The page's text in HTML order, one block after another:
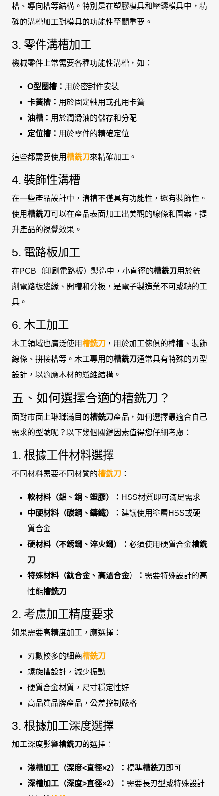
槽、導向槽等結構。特別是在塑膠模具和壓鑄模具中，精
確的溝槽加工對模具的功能性至關重要。
3. 零件溝槽加工
機械零件上常需要各種功能性溝槽，如：
O型圈槽： 用於密封件安裝
卡簧槽： 用於固定軸用或孔用卡簧
油槽： 用於潤滑油的儲存和分配
定位槽： 用於零件的精確定位
這些都需要使用槽銑刀來精確加工。
4. 裝飾性溝槽
在一些產品設計中，溝槽不僅具有功能性，還有裝飾性。
使用槽銑刀可以在產品表面加工出美觀的線條和圖案，提
升產品的視覺效果。
5. 電路板加工
在PCB（印刷電路板）製造中，小直徑的槽銑刀用於銑
削電路板邊緣、開槽和分板，是電子製造業不可或缺的工
具。
6. 木工加工
木工領域也廣泛使用槽銑刀 ，用於加工傢俱的榫槽、裝飾
線條、拼接槽等。木工專用的槽銑刀通常具有特殊的刃型
設計，以適應木材的纖維結構。
五、如何選擇合適的槽銑刀？
面對市面上琳瑯滿目的槽銑刀產品，如何選擇最適合自己
需求的型號呢？以下幾個關鍵因素值得您仔細考慮：
1. 根據工件材料選擇
不同材料需要不同材質的槽銑刀 ：
軟材料（鋁、銅、塑膠）： HSS材質即可滿足需求
中硬材料（碳鋼、鑄鐵）： 建議使用塗層HSS或硬
質合金
硬材料（不銹鋼、淬火鋼）： 必須使用硬質合金槽銑
刀
特殊材料（鈦合金、高溫合金）： 需要特殊設計的高
性能槽銑刀
2. 考慮加工精度要求
如果需要高精度加工，應選擇：
刃數較多的細齒槽銑刀
螺旋槽設計，減少振動
硬質合金材質，尺寸穩定性好
高品質品牌產品，公差控制嚴格
3. 根據加工深度選擇
加工深度影響槽銑刀的選擇：
淺槽加工（深度<直徑×2）： 標準槽銑刀即可
深槽加工（深度>直徑×2）： 需要長刃型或特殊設計